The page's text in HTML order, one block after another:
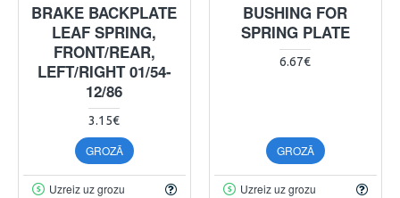
BRAKE BACKPLATE
LEAF SPRING,
FRONT/REAR,
LEFT/RIGHT 01/54-
12/86
3.15€
GROZĀ
Uzreiz uz grozu
BUSHING FOR
SPRING PLATE
6.67€
GROZĀ
Uzreiz uz grozu